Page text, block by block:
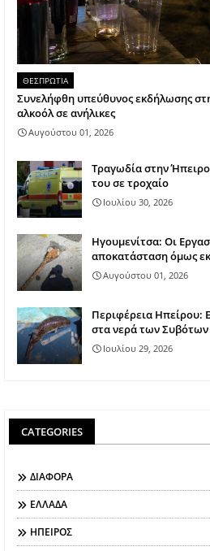
ΘΕΣΠΡΩΤΙΑ
Συνελήφθη υπεύθυνος εκδήλωσης
αλκοόλ σε ανήλικες
Αυγούστου 01, 2026
Τραγωδία στην
του σε τροχαίο
Ιουλίου 30, 2026
Ηγουμενίτσα: Οι
αποκατάσταση όμως
Αυγούστου 01, 2026
Περιφέρεια Ηπείρου:
στα νερά των Συβότων
Ιουλίου 29, 2026
CATEGORIES
ΔΙΑΦΟΡΑ
ΕΛΛΑΔΑ
ΗΠΕΙΡΟΣ